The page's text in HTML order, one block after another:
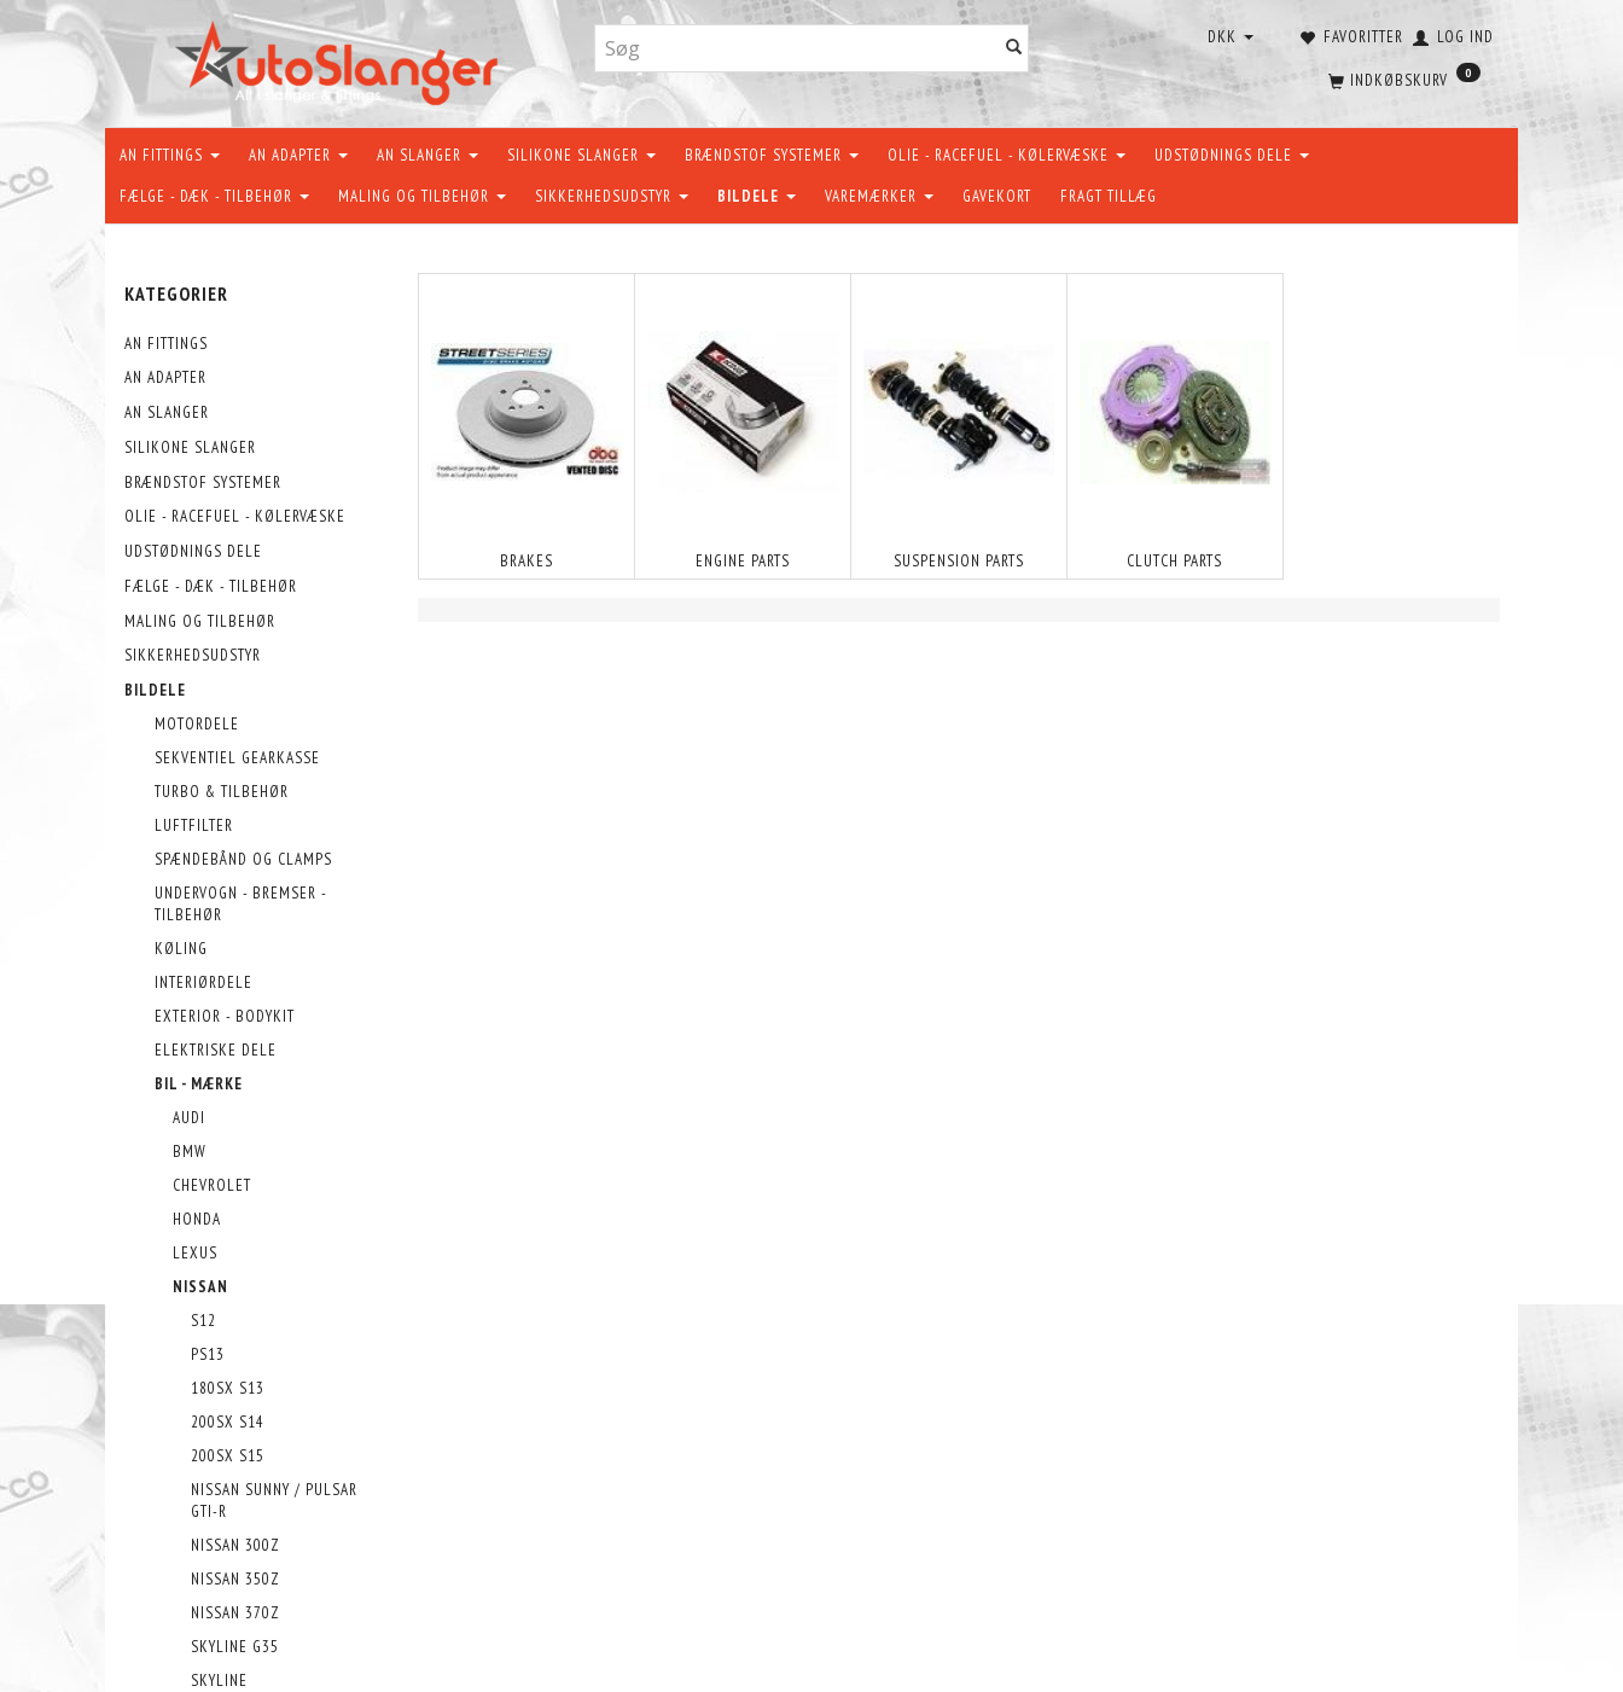
FAVORITTER LOG IND
DKK
INDKØBSKURV 0
AN FITTINGS AN ADAPTER AN SLANGER SILIKONE SLANGER BRÆNDSTOF SYSTEMER OLIE - RACEFUEL - KØLERVÆSKE UDSTØDNINGS DELE
FÆLGE - DÆK - TILBEHØR MALING OG TILBEHØR SIKKERHEDSUDSTYR BILDELE VAREMÆRKER GAVEKORT FRAGT TILLÆG
KATEGORIER
AN FITTINGS
AN ADAPTER
AN SLANGER
SILIKONE SLANGER
BRÆNDSTOF SYSTEMER
OLIE - RACEFUEL - KØLERVÆSKE
UDSTØDNINGS DELE
FÆLGE - DÆK - TILBEHØR
MALING OG TILBEHØR
SIKKERHEDSUDSTYR
BILDELE
MOTORDELE
SEKVENTIEL GEARKASSE
TURBO & TILBEHØR
LUFTFILTER
SPÆNDEBÅND OG CLAMPS
UNDERVOGN - BREMSER -
TILBEHØR
KØLING
INTERIØRDELE
EXTERIOR - BODYKIT
ELEKTRISKE DELE
BIL - MÆRKE
AUDI
BMW
CHEVROLET
HONDA
LEXUS
NISSAN
S12
PS13
180SX S13
200SX S14
200SX S15
NISSAN SUNNY / PULSAR
GTI-R
NISSAN 300Z
NISSAN 350Z
NISSAN 370Z
SKYLINE G35
SKYLINE
BRAKES ENGINE PARTS SUSPENSION PARTS CLUTCH PARTS